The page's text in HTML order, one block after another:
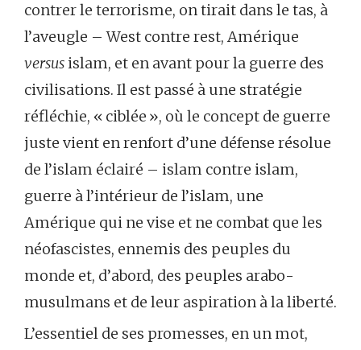
contrer le terrorisme, on tirait dans le tas, à
l’aveugle – West contre rest, Amérique
versusislam, et en avant pour la guerre des
civilisations. Il est passé à une stratégie
réfléchie, « ciblée », où le concept de guerre
juste vient en renfort d’une défense résolue
de l’islam éclairé – islam contre islam,
guerre à l’intérieur de l’islam, une
Amérique qui ne vise et ne combat que les
néofascistes, ennemis des peuples du
monde et, d’abord, des peuples arabo-
musulmans et de leur aspiration à la liberté.
L’essentiel de ses promesses, en un mot,